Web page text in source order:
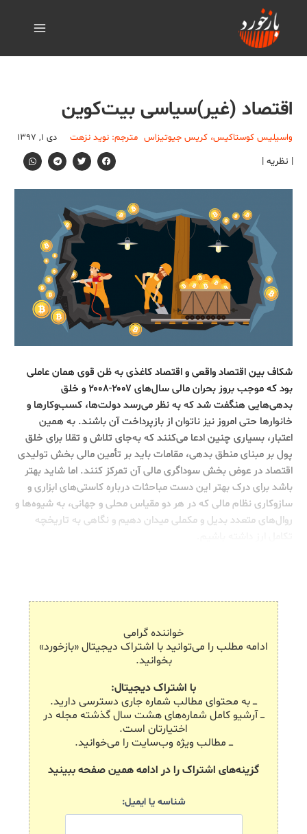
اقتصاد (غیر)سیاسی بیت‌کوین
واسیلیس کوستاکیس، کریس جیوتیزاس مترجم: نوید نزهت دی ۱, ۱۳۹۷
| نظریه |
شکاف بین اقتصاد واقعی و اقتصاد کاغذی به ظن قوی همان عاملی
بود که موجب بروز بحران مالی سال‌های ۲۰۰۷-۲۰۰۸ و خلق
بدهی‌هایی هنگفت شد که به نظر می‌رسد دولت‌ها، کسب‌وکارها و
خانوارها حتی امروز نیز ناتوان از بازپرداخت آن باشند. به همین
اعتبار، بسیاری چنین ادعا می‌کنند که به‌جای تلاش و تقلا برای خلق
پول بر مبنای منطق بدهی، مقامات باید بر تأمین مالی بخش تولیدی
اقتصاد در عوض بخش سوداگری مالی آن تمرکز کنند. اما شاید بهتر
باشد برای درک بهتر این دست مباحثات درباره کاستی‌های ابزاری و
سازوکاری نظام مالی که در هر دو مقیاس محلی و جهانی، به شیوه‌ها و
روال‌های متعدد بدیل و مکملی میدان دهیم و نگاهی به تاریخچه
خواننده گرامی
ادامه مطلب را می‌توانید با اشتراک دیجیتال «بازخورد»
بخوانید.
با اشتراک دیجیتال:
ـــ به محتوای مطالب شماره جاری دسترسی دارید.
ـــ آرشیو کامل شماره‌های هشت سال گذشته مجله در
اختیارتان است.
ـــ مطالب ویژه وب‌سایت را می‌خوانید.
گزینه‌های اشتراک را در ادامه همین صفحه ببینید
شناسه یا ایمیل: